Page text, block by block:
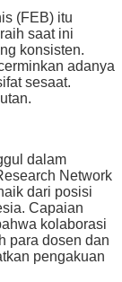
(FEB) itu
saat ini
konsisten.
adanya
sesaat.
dalam
Network
dari posisi
Capaian
kolaborasi
para dosen dan
pengakuan